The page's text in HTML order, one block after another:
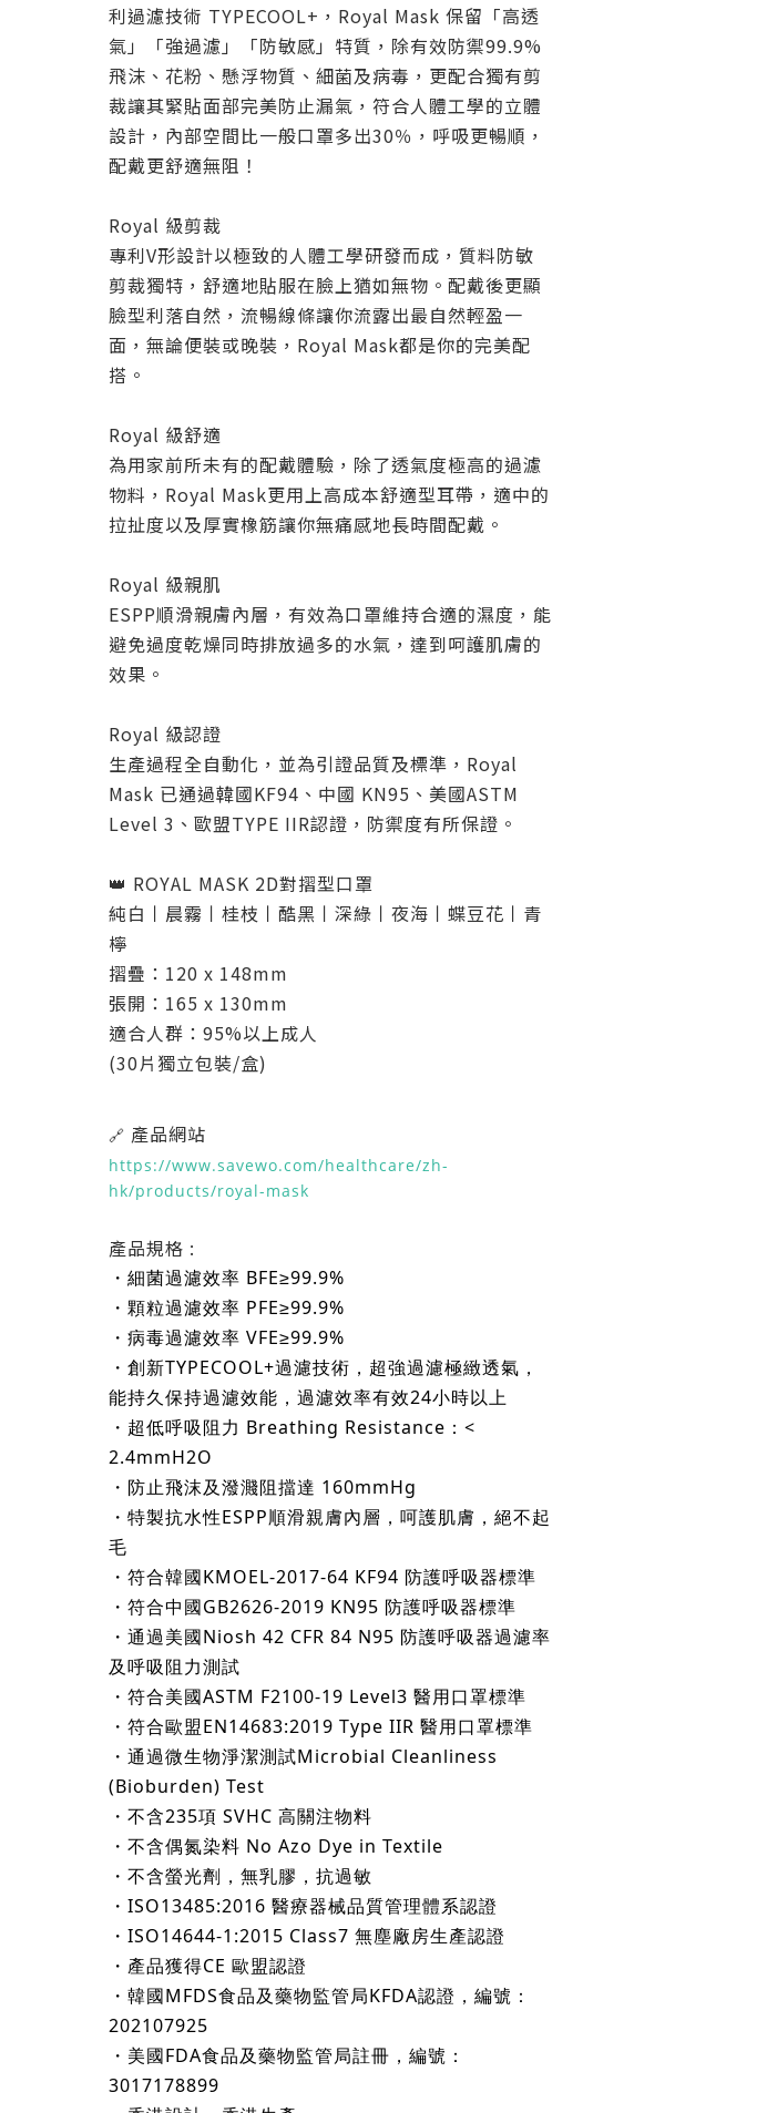
利過濾技術 TYPECOOL+，Royal Mask 保留「高透
氣」「強過濾」「防敏感」特質，除有效防禦99.9%
飛沫、花粉、懸浮物質、細菌及病毒，更配合獨有剪
裁讓其緊貼面部完美防止漏氣，符合人體工學的立體
設計，內部空間比一般口罩多出30％，呼吸更暢順，
配戴更舒適無阻！
Royal 級剪裁
專利V形設計以極致的人體工學研發而成，質料防敏
剪裁獨特，舒適地貼服在臉上猶如無物。配戴後更顯
臉型利落自然，流暢線條讓你流露出最自然輕盈一
面，無論便裝或晚裝，Royal Mask都是你的完美配
搭。
Royal 級舒適
為用家前所未有的配戴體驗，除了透氣度極高的過濾
物料，Royal Mask更用上高成本舒適型耳帶，適中的
拉扯度以及厚實橡筋讓你無痛感地長時間配戴。
Royal 級親肌
ESPP順滑親膚內層，有效為口罩維持合適的濕度，能
避免過度乾燥同時排放過多的水氣，達到呵護肌膚的
效果。
Royal 級認證
生產過程全自動化，並為引證品質及標準，Royal
Mask 已通過韓國KF94、中國 KN95、美國ASTM
Level 3、歐盟TYPE IIR認證，防禦度有所保證。
👑 ROYAL MASK 2D對摺型口罩
純白丨晨霧丨桂枝丨酷黑 丨 深綠 丨 夜海 丨 蝶豆花 丨 青
檸
摺疊：120 x 148mm
張開：165 x 130mm
適合人群：95%以上成人
(30片獨立包裝/盒)
🔗 產品網站
https://www.savewo.com/healthcare/zh-
hk/products/royal-mask
產品規格 :
・細菌過濾效率 BFE≥99.9%
・顆粒過濾效率 PFE≥99.9%
・病毒過濾效率 VFE≥99.9%
・創新TYPECOOL+過濾技術，超強過濾極緻透氣，
能持久保持過濾效能，過濾效率有效24小時以上
・超低呼吸阻力 Breathing Resistance：<
2.4mmH2O
・防止飛沫及潑濺阻擋達 160mmHg
・ 特製抗水性ESPP順滑親膚內層，呵護肌膚，絕不起
毛
・符合韓國KMOEL-2017-64 KF94 防護呼吸器標準
・ 符合中國GB2626-2019 KN95 防護呼吸器標準
・通過美國Niosh 42 CFR 84 N95 防護呼吸器過濾率
及呼吸阻力測試
・符合美國ASTM F2100-19 Level3 醫用口罩標準
・符合歐盟EN14683:2019 Type IIR 醫用口罩標準
・通過微生物淨潔測試Microbial Cleanliness
(Bioburden) Test
・ 不含235項 SVHC 高關注物料
・不含偶氮染料 No Azo Dye in Textile
・不含螢光劑，無乳膠，抗過敏
・ISO13485:2016 醫療器械品質管理體系認證
・ISO14644-1:2015 Class7 無塵廠房生產認證
・產品獲得CE 歐盟認證
・韓國MFDS食品及藥物監管局KFDA認證，編號：
202107925
・美國FDA食品及藥物監管局註冊，編號：
3017178899